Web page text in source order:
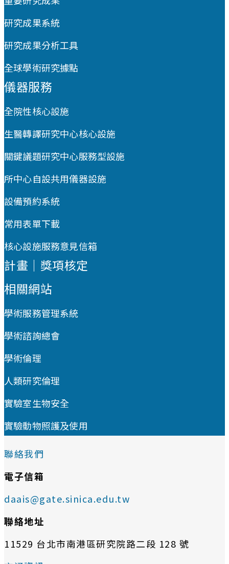
研究成果系統
研究成果分析工具
全球學術研究據點
儀器服務
全院性核心設施
生醫轉譯研究中心核心設施
關鍵議題研究中心服務型設施
所中心自設共用儀器設施
設備預約系統
常用表單下載
核心設施服務意見信箱
計畫｜獎項核定
相關網站
學術服務管理系統
學術諮詢總會
學術倫理
人類研究倫理
實驗室生物安全
實驗動物照護及使用
聯絡我們
電子信箱
daais@gate.sinica.edu.tw
聯絡地址
11529 台北市南港區研究院路二段 128 號